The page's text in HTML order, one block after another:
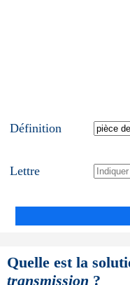
Définition
Lettre
Quelle est la
transmission ?